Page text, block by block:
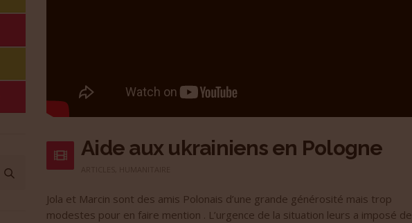
Aide aux ukrainiens en Pologne
Jola et Marcin sont des amis Polonais d’une grande générosité mais trop
modestes pour en faire mention . L’urgence de la situation leurs a imposé de